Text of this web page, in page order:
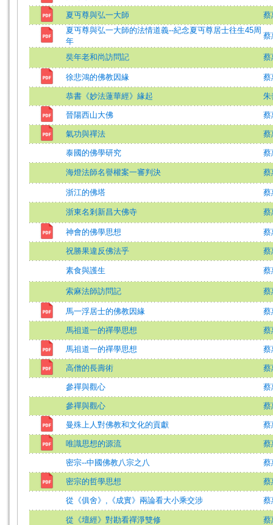
夏丏尊與弘一大師
蔡
夏丏尊與弘一大師的法情道義--紀念夏丏尊居士往生45周
年
蔡
奘年老和尚訪問記 蔡
徐悲鴻的佛教因緣 蔡
恭書《妙法蓮華經》緣起
晉陽西山大佛 蔡
氣功與禪法 蔡
泰國的佛學研究 蔡
海燈法師名譽權案一審判決 蔡
浙江的佛塔 蔡
浙東名剎新昌大佛寺 蔡
神會的佛學思想 蔡
祝勝果違反佛法乎 蔡
素食與護生 蔡
索麻法師訪問記 蔡
馬一浮居士的佛教因緣 蔡
馬祖道一的禪學思想 蔡
馬祖道一的禪學思想 蔡
高僧的長壽術 蔡
參禪與觀心 蔡
參禪與觀心 蔡
曼殊上人對佛教和文化的貢獻 蔡
唯識思想的源流 蔡
密宗--中國佛教八宗之八 蔡
密宗的哲學思想 蔡
從《俱舍》,《成實》兩論看大小乘交涉 蔡
從《壇經》對勘看禪淨雙修 蔡